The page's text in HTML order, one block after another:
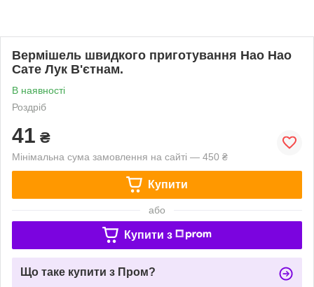
Вермішель швидкого приготування Hao Hao
Сате Лук В'єтнам.
В наявності
Роздріб
41 ₴
Мінімальна сума замовлення на сайті — 450 ₴
Купити
або
Купити з
Що таке купити з Пром?